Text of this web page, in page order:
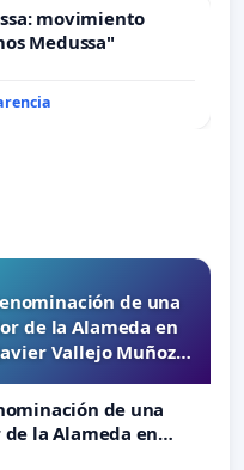
movimiento
Medussa"
de una
de la Alameda en
Vallejo Muñoz
de una
la Alameda en
Vallejo Muñoz